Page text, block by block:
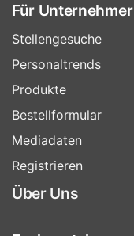
Für Unternehmer
Stellengesuche
Personaltrends
Produkte
Bestellformular
Mediadaten
Registrieren
Über Uns